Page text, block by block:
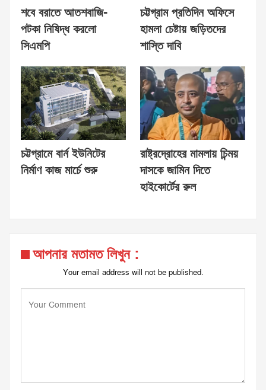
শবে বরাতে আতশবাজি-
পটকা নিষিদ্ধ করলো
সিএমপি
চট্টগ্রাম প্রতিদিন অফিসে
হামলা চেষ্টায় জড়িতদের
শাস্তি দাবি
চট্টগ্রামে বার্ন ইউনিটের
নির্মাণ কাজ মার্চে শুরু
রাষ্ট্রদ্রোহের মামলায় চিন্ময়
দাসকে জামিন দিতে
হাইকোর্টের রুল
আপনার মতামত লিখুন :
Your email address will not be published.